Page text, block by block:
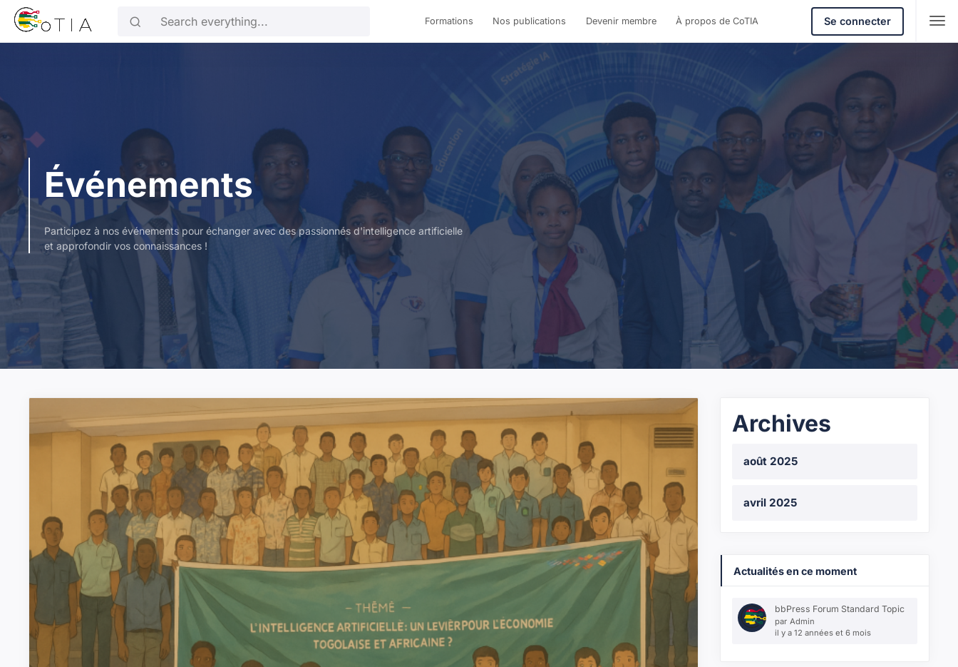
Skip to main content
Search everything...
Formations Nos publications Devenir membre À propos de CoTIA Se connecter
Événements
Participez à nos événements pour échanger avec des passionnés d'intelligence artificielle
et approfondir vos connaissances !
Archives
août 2025
avril 2025
Actualités en ce moment
bbPress Forum Standard Topic
par Admin
il y a 12 années et 6 mois